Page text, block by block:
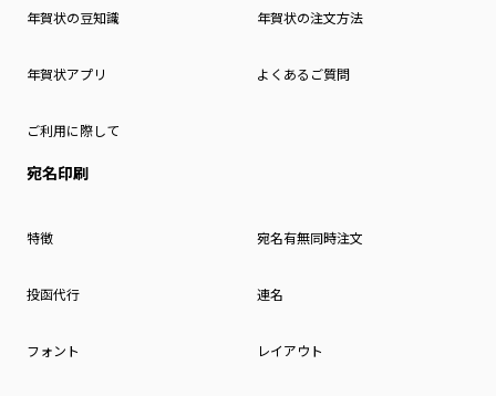
年賀状の豆知識 年賀状の注文方法
年賀状アプリ よくあるご質問
ご利用に際して
宛名印刷
特徴 宛名有無同時注文
投函代行 連名
フォント レイアウト